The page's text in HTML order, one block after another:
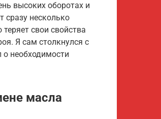
высоких оборотах и
сразу несколько
свои свойства
Я сам столкнулся с
о необходимости
масла